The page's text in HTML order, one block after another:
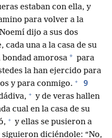
estaban con ella, y
para volver a la
dijo a sus dos
cada una a la casa de su
bondad amorosa * para
la han ejercido para
y para conmigo. + 9
+ y de veras hallen
cual en la casa de su
+ y ellas se pusieron a
siguieron diciéndole: “No,